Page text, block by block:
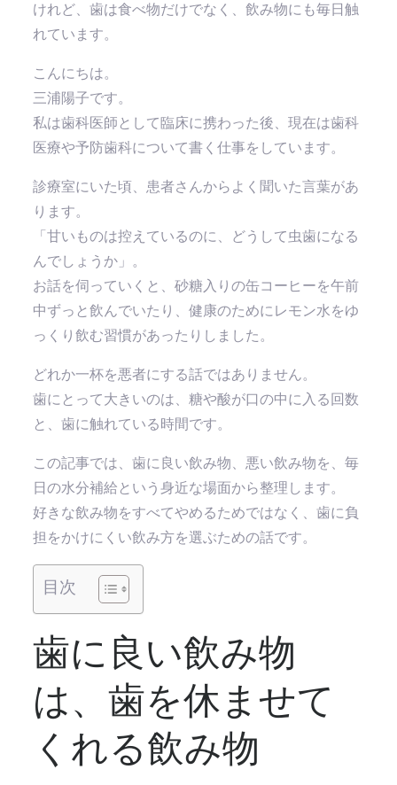
けれど、歯は食べ物だけでなく、飲み物にも毎日触
れています。
こんにちは。
三浦陽子です。
私は歯科医師として臨床に携わった後、現在は歯科
医療や予防歯科について書く仕事をしています。
診療室にいた頃、患者さんからよく聞いた言葉があ
ります。
「甘いものは控えているのに、どうして虫歯になる
んでしょうか」。
お話を伺っていくと、砂糖入りの缶コーヒーを午前
中ずっと飲んでいたり、健康のためにレモン水をゆ
っくり飲む習慣があったりしました。
どれか一杯を悪者にする話ではありません。
歯にとって大きいのは、糖や酸が口の中に入る回数
と、歯に触れている時間です。
この記事では、歯に良い飲み物、悪い飲み物を、毎
日の水分補給という身近な場面から整理します。
好きな飲み物をすべてやめるためではなく、歯に負
担をかけにくい飲み方を選ぶための話です。
目次
歯に良い飲み物
は、歯を休ませて
くれる飲み物